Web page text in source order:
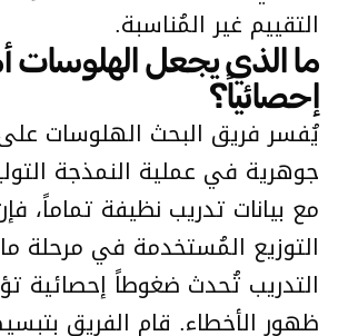
التقييم غير المُناسبة.
ما الذي يجعل الهلوسات
إحصائياً؟
يُفسر فريق البحث الهلوسات
جوهرية في عملية النمذجة
مع بيانات تدريب نظيفة تماماً،
التوزيع المُستخدمة في مرحلة
التدريب تُحدث ضغوطاً إحصائية
ظهور الأخطاء. قام الفريق